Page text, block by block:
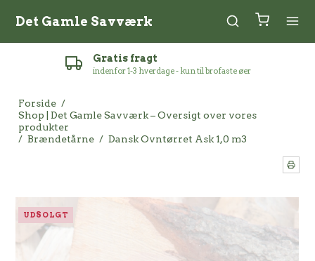
Det Gamle Savværk
Gratis fragt
indenfor 1-3 hverdage - kun til brofaste øer
Forside /
Shop | Det Gamle Savværk – Oversigt over vores
produkter
/ Brændetårne / Dansk Ovntørret Ask 1,0 m3
UDSOLGT